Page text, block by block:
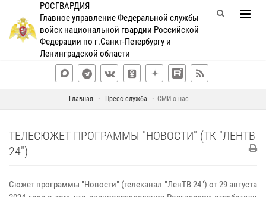
РОСГВАРДИЯ
Главное управление Федеральной службы
войск национальной гвардии Российской
Федерации по г.Санкт-Петербургу и
Ленинградской области
Главная Пресс-служба СМИ о нас
ТЕЛЕСЮЖЕТ ПРОГРАММЫ "НОВОСТИ" (ТК "ЛЕНТВ
24")
Сюжет программы "Новости" (телеканал "ЛенТВ 24") от 29 августа